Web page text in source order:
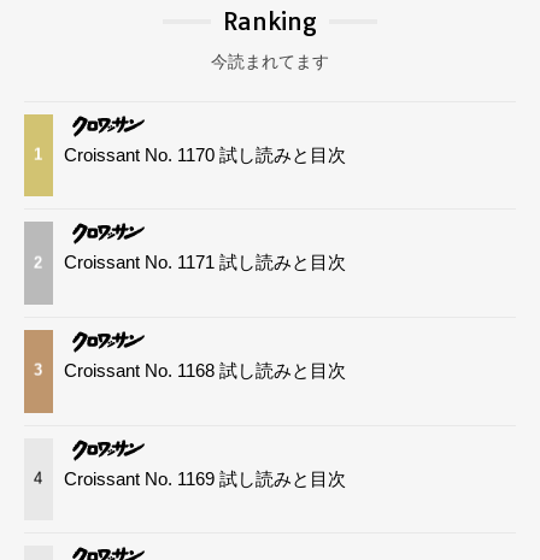
Ranking
今読まれてます
1 Croissant No. 1170 試し読みと目次
2 Croissant No. 1171 試し読みと目次
3 Croissant No. 1168 試し読みと目次
4 Croissant No. 1169 試し読みと目次